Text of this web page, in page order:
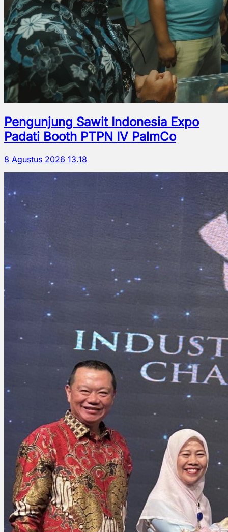
Pengunjung Sawit Indonesia Expo
Padati Booth PTPN IV PalmCo
8 Agustus 2026 13.18